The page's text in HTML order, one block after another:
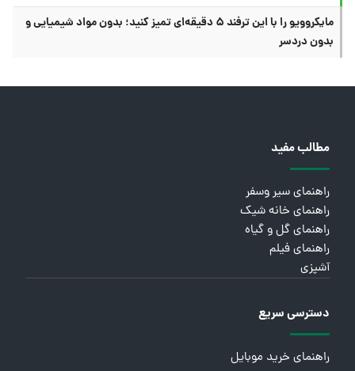
مایکروویو را با این ترفند ۵ دقیقه‌ای تمیز کنید؛ بدون مواد شیمیایی و
بدون دردسر
مطالب مفید
راهنمای سیر وسفر
راهنمای خانه شیک
راهنمای گل و گیاه
راهنمای فیلم
آشپزی
دسترسی سریع
راهنمای خرید موبایل